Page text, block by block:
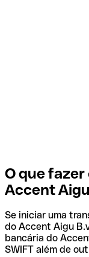
O que fazer
Accent
Se iniciar uma
do Accent Aigu
bancária do
SWIFT além de